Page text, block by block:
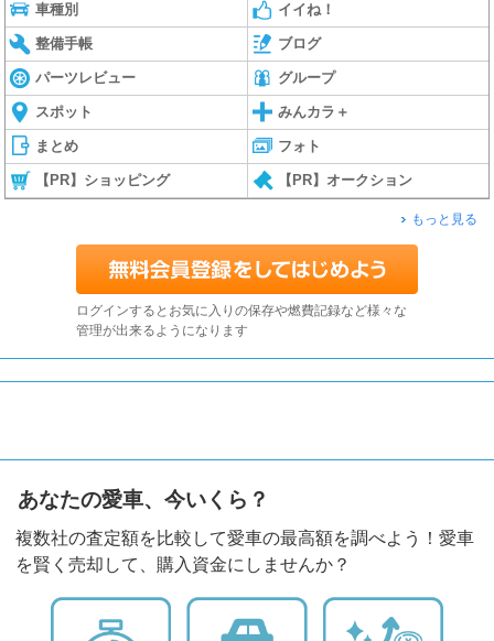
車種別 イイね！
整備手帳 ブログ
パーツレビュー グループ
スポット みんカラ＋
まとめ フォト
【PR】ショッピング 【PR】オークション
もっと見る
ログインするとお気に入りの保存や燃費記録など様々な
管理が出来るようになります
あなたの愛車、今いくら？
複数社の査定額を比較して愛車の最高額を調べよう！愛車
を賢く売却して、購入資金にしませんか？